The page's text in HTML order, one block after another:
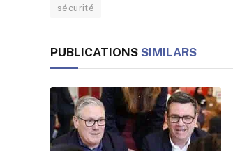
sécurité
PUBLICATIONS SIMILARS